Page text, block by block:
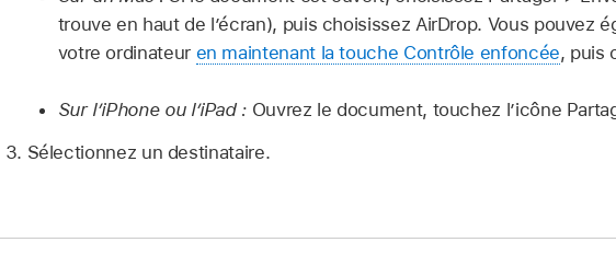
trouve en haut de l’écran), puis choisissez AirDrop. Vous pouvez
votre ordinateur en maintenant la touche Contrôle enfoncée, puis
Sur l’iPhone ou l’iPad : Ouvrez le document, touchez l’icône
Sélectionnez un destinataire.